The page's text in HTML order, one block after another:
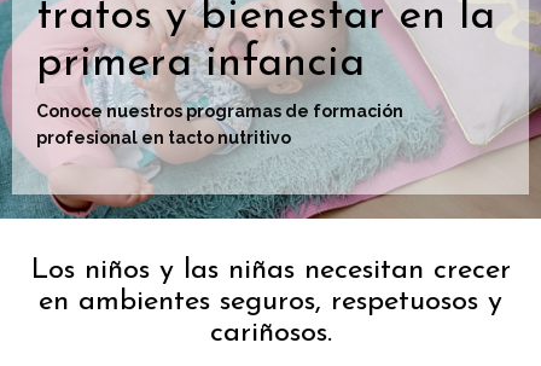
tratos y bienestar en la
primera infancia
Conoce nuestros programas de formación
profesional en tacto nutritivo
Los niños y las niñas necesitan crecer
en ambientes seguros, respetuosos y
cariñosos.